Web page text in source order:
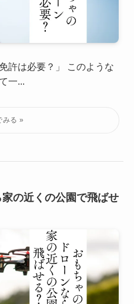
許は必要？」 このような
一...
の近くの公園で飛ばせ